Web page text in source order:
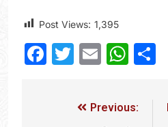
Post Views: 1,395
Facebook
Twitter
Email
Previous: